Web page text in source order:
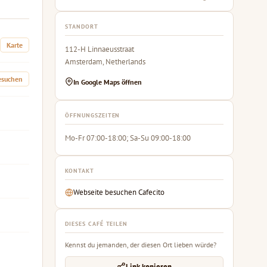
Karte
STANDORT
112-H Linnaeusstraat
Amsterdam, Netherlands
In Google Maps öffnen
ÖFFNUNGSZEITEN
Mo-Fr 07:00-18:00; Sa-Su 09:00-18:00
KONTAKT
Webseite besuchen Cafecito
DIESES CAFÉ TEILEN
Kennst du jemanden, der diesen Ort lieben würde?